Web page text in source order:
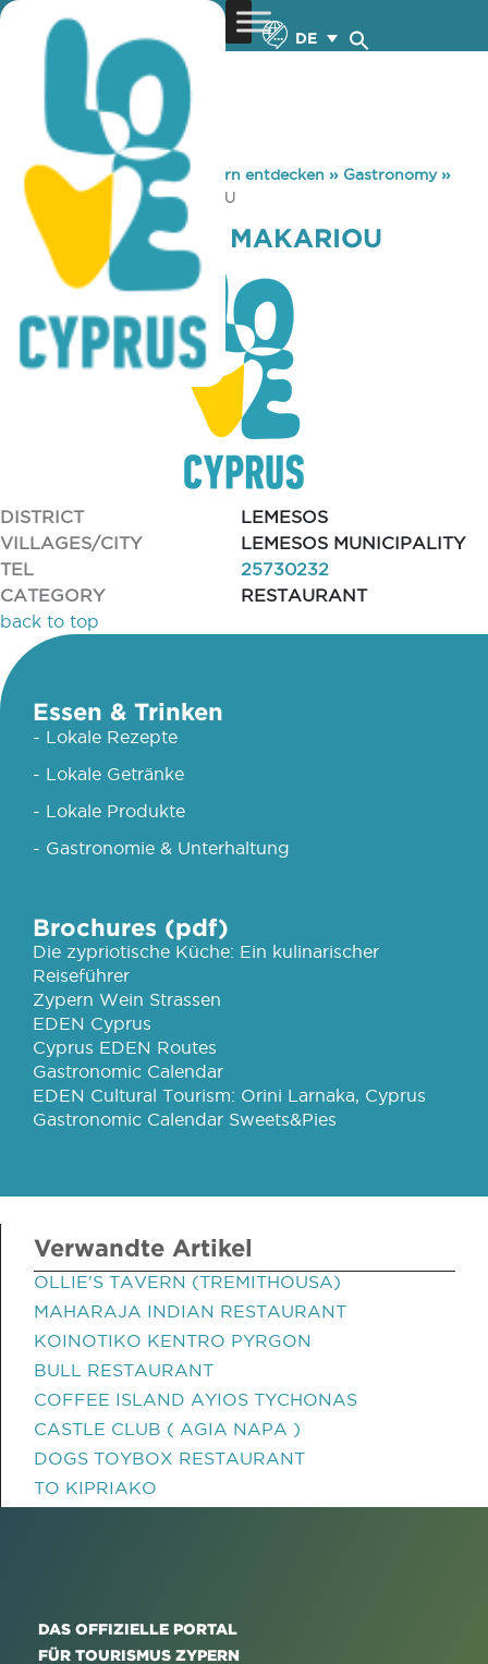
DE
You are here: Home »Zypern entdecken » Gastronomy»
COFFEE ISLAND MAKARIOU
COFFEE ISLAND MAKARIOU
DISTRICT
LEMESOS
VILLAGES/CITY
LEMESOS MUNICIPALITY
TEL
25730232
CATEGORY
RESTAURANT
back to top
Essen & Trinken
- Lokale Rezepte
- Lokale Getränke
- Lokale Produkte
- Gastronomie & Unterhaltung
Brochures (pdf)
Die zypriotische Küche: Ein kulinarischer
Reiseführer
Zypern Wein Strassen
EDEN Cyprus
Cyprus EDEN Routes
Gastronomic Calendar
EDEN Cultural Tourism: Orini Larnaka, Cyprus
Gastronomic Calendar Sweets&Pies
Verwandte Artikel
OLLIE'S TAVERN (TREMITHOUSA)
MAHARAJA INDIAN RESTAURANT
KOINOTIKO KENTRO PYRGON
BULL RESTAURANT
COFFEE ISLAND AYIOS TYCHONAS
CASTLE CLUB ( AGIA NAPA )
DOGS TOYBOX RESTAURANT
TO KIPRIAKO
DAS OFFIZIELLE PORTAL
FÜR TOURISMUS ZYPERN